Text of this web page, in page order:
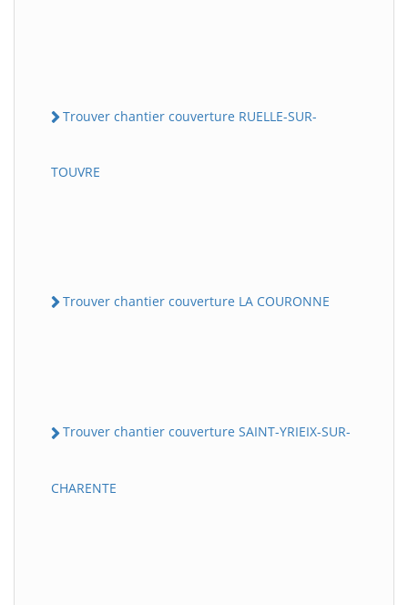
Trouver chantier couverture RUELLE-SUR-
TOUVRE
Trouver chantier couverture LA COURONNE
Trouver chantier couverture SAINT-YRIEIX-SUR-
CHARENTE